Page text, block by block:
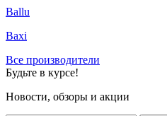
Ballu
Baxi
Все производители
Будьте в курсе!
Новости, обзоры и акции